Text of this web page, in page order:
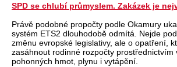
SPD se chlubí průmyslem. Zakázek je
Právě podobné propočty podle Okamury
systém ETS2 dlouhodobě odmítá. Nejde
změnu evropské legislativy, ale o opatření,
zasáhnout rodinné rozpočty prostřednictvím
pohonných hmot, plynu i vytápění.